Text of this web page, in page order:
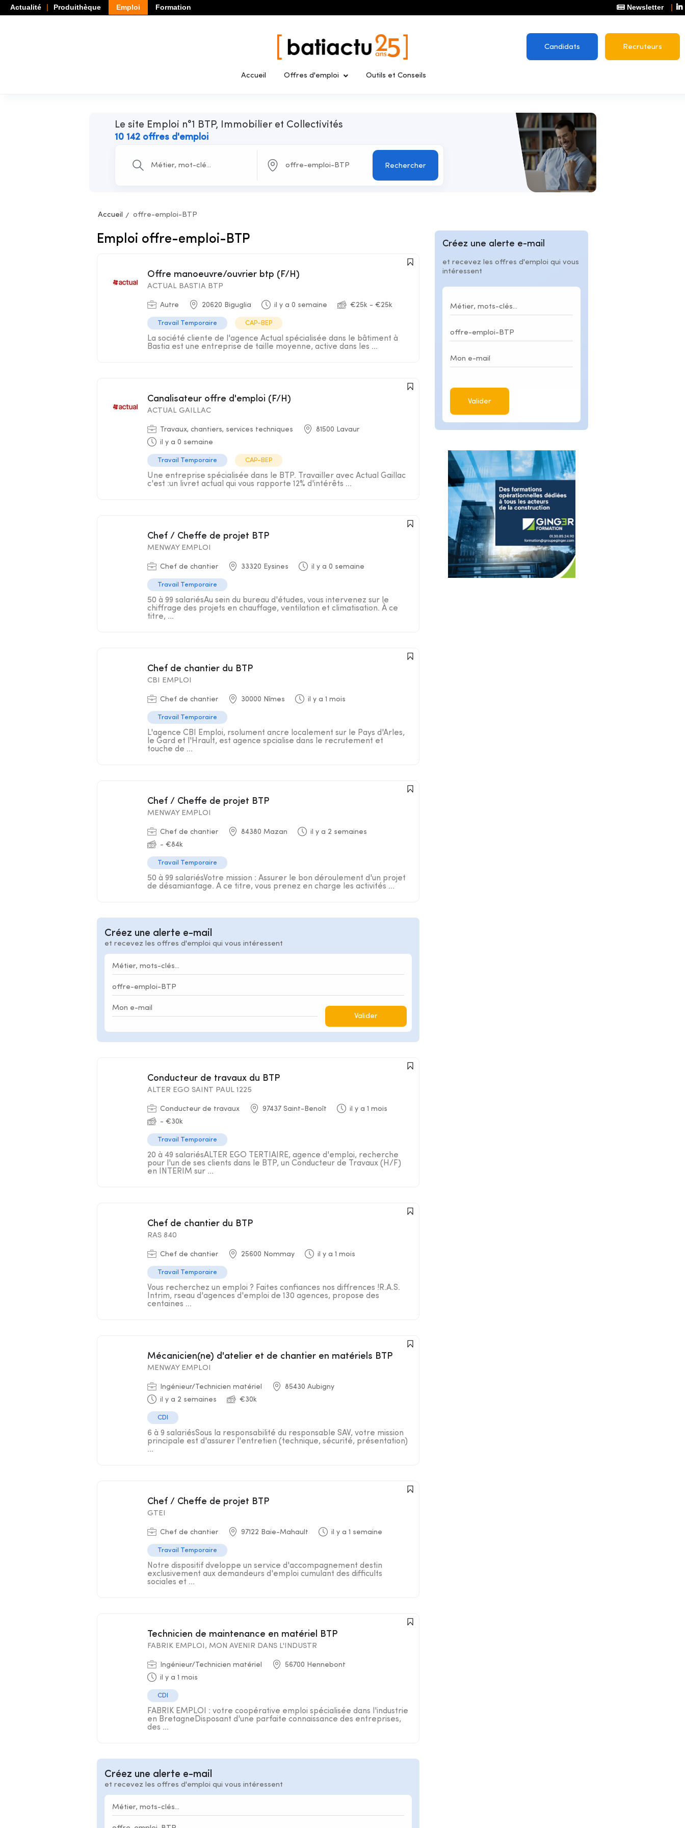
Actualité Produithèque Emploi Formation Newsletter
Candidats Recruteurs
Accueil Offres d'emploi Outils et Conseils
Le site Emploi n°1 BTP, Immobilier et Collectivités
10 142 offres d'emploi
Rechercher
Accueil offre-emploi-BTP
Emploi offre-emploi-BTP
Offre manoeuvre/ouvrier btp (F/H)
ACTUAL BASTIA BTP
Autre 20620 Biguglia il y a 0 semaine €25k - €25k
Travail Temporaire CAP-BEP
La société cliente de l'agence Actual spécialisée dans le bâtiment à
Bastia est une entreprise de taille moyenne, active dans les ...
Canalisateur offre d'emploi (F/H)
ACTUAL GAILLAC
Travaux, chantiers, services techniques
81500 Lavaur
il y a 0 semaine
Travail Temporaire CAP-BEP
Une entreprise spécialisée dans le BTP. Travailler avec Actual Gaillac
c'est :un livret actual qui vous rapporte 12% d'intérêts ...
Chef / Cheffe de projet BTP
MENWAY EMPLOI
Chef de chantier 33320 Eysines il y a 0 semaine
Travail Temporaire
50 à 99 salariésAu sein du bureau d'études, vous intervenez sur le
chiffrage des projets en chauffage, ventilation et climatisation. À ce
titre, ...
Chef de chantier du BTP
CBI EMPLOI
Chef de chantier 30000 Nîmes il y a 1 mois
Travail Temporaire
L'agence CBI Emploi, rsolument ancre localement sur le Pays d'Arles,
le Gard et l'Hrault, est agence spcialise dans le recrutement et
touche de ...
Chef / Cheffe de projet BTP
MENWAY EMPLOI
Chef de chantier 84380 Mazan
il y a 2 semaines
- €84k
Travail Temporaire
50 à 99 salariésVotre mission : Assurer le bon déroulement d'un projet
de désamiantage. A ce titre, vous prenez en charge les activités ...
Créez une alerte e-mail
et recevez les offres d'emploi qui vous intéressent
Valider
Conducteur de travaux du BTP
ALTER EGO SAINT PAUL 1225
Conducteur de travaux 97437 Saint-Benoît
il y a 1 mois
- €30k
Travail Temporaire
20 à 49 salariésALTER EGO TERTIAIRE, agence d'emploi, recherche
pour l'un de ses clients dans le BTP, un Conducteur de Travaux (H/F)
en INTERIM sur ...
Chef de chantier du BTP
RAS 840
Chef de chantier 25600 Nommay il y a 1 mois
Travail Temporaire
Vous recherchez un emploi ? Faites confiances nos diffrences !R.A.S.
Intrim, rseau d'agences d'emploi de 130 agences, propose des
centaines ...
Mécanicien(ne) d'atelier et de chantier en matériels BTP
MENWAY EMPLOI
Ingénieur/Technicien matériel
85430 Aubigny
il y a 2 semaines
€30k
CDI
6 à 9 salariésSous la responsabilité du responsable SAV, votre mission
principale est d'assurer l'entretien (technique, sécurité, présentation)
...
Chef / Cheffe de projet BTP
GTEI
Chef de chantier 97122 Baie-Mahault il y a 1 semaine
Travail Temporaire
Notre dispositif dveloppe un service d'accompagnement destin
exclusivement aux demandeurs d'emploi cumulant des difficults
sociales et ...
Technicien de maintenance en matériel BTP
FABRIK EMPLOI, MON AVENIR DANS L'INDUSTR
Ingénieur/Technicien matériel
56700 Hennebont
il y a 1 mois
CDI
FABRIK EMPLOI : votre coopérative emploi spécialisée dans l'industrie
en BretagneDisposant d'une parfaite connaissance des entreprises,
des ...
Créez une alerte e-mail
et recevez les offres d'emploi qui vous intéressent
Créez une alerte e-mail
et recevez les offres d'emploi qui vous
intéressent
Valider